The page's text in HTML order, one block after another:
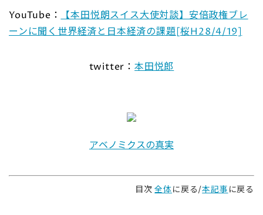
YouTube：
【本田悦朗スイス大使対談】安倍政権ブレ
ーンに聞く世界経済と日本経済の課題[桜H28/4/19]
twitter：本田悦郎
アベノミクスの真実
目次全体に戻る/本記事 に戻る